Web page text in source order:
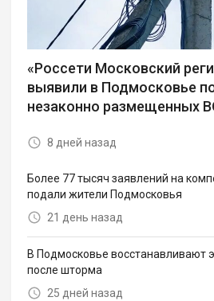
«Россети Московский
выявили в Подмосковье
незаконно размещенных
8 дней назад
Более 77 тысяч заявлений на
подали жители Подмосковья
21 день назад
В Подмосковье восстанавливают
после шторма
25 дней назад